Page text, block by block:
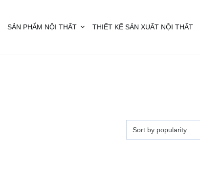
SẢN PHẨM NỘI THẤT THIẾT KẾ SẢN XUẤT NỘI THẤT